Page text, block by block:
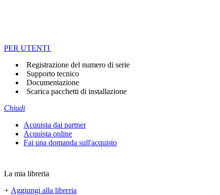
PER UTENTI
Registrazione del numero di serie
Supporto tecnico
Documentazione
Scarica pacchetti di installazione
Chiudi
Acquista dai partner
Acquista online
Fai una domanda sull'acquisto
La mia libreria
+ Aggiungi alla libreria